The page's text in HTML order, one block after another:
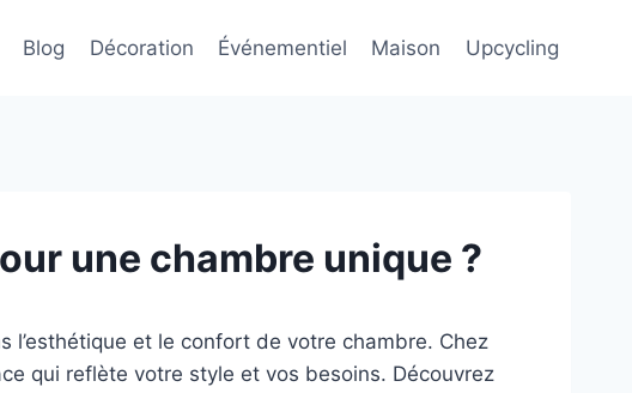
Blog Décoration Événementiel Maison Upcycling
une chambre unique ?
l’esthétique et le confort de votre chambre. Chez
qui reflète votre style et vos besoins. Découvrez